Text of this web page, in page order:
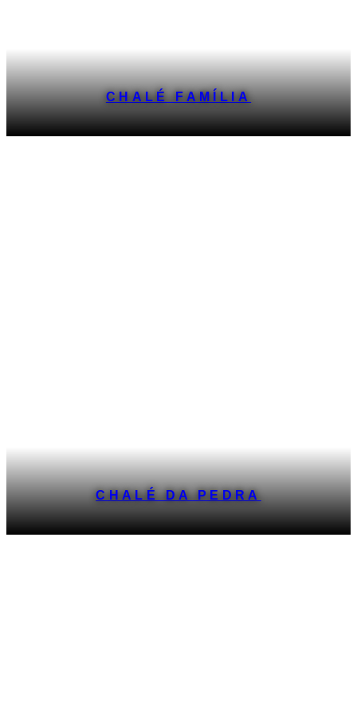
CHALÉ FAMÍLIA
CHALÉ DA PEDRA